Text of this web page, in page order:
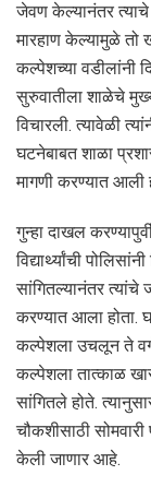
जेवण केल्यानंतर त्याचे
मारहाण केल्यामुळे तो
कल्पेशच्या वडीलांनी
सुरुवातीला शाळेचे
विचारली. त्यावेळी
घटनेबाबत शाळा
मागणी करण्यात आली
गुन्हा दाखल
विद्यार्थ्यांची
सांगितल्यानंतर त्यांचे
करण्यात आला होता.
कल्पेशला उचलून ते
कल्पेशला तात्काळ
सांगितले होते.
चौकशीसाठी
केली जाणार आहे.